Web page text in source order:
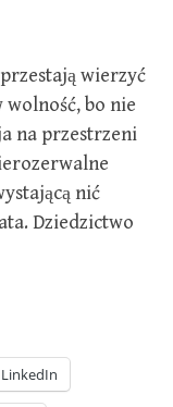
wierzyć
bo nie
na przestrzeni
nić
Dziedzictwo
LinkedIn